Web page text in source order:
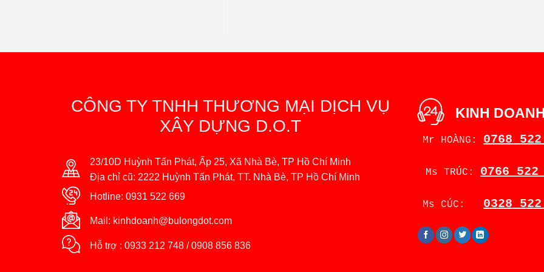
CÔNG TY TNHH THƯƠNG MẠI DỊCH VỤ
XÂY DỰNG D.O.T
23/10D Huỳnh Tấn Phát, Ấp 25, Xã Nhà Bè, TP Hồ Chí Minh
Địa chỉ cũ: 2222 Huỳnh Tấn Phát, TT. Nhà Bè, TP Hồ Chí Minh
Hotline: 0931 522 669
Mail: kinhdoanh@bulongdot.com
Hỗ trợ : 0933 212 748 /0908 856 836
KINH DOANH
Mr HOÀNG: 0768
Ms TRÚC: 0766 522
Ms CÚC: 0328